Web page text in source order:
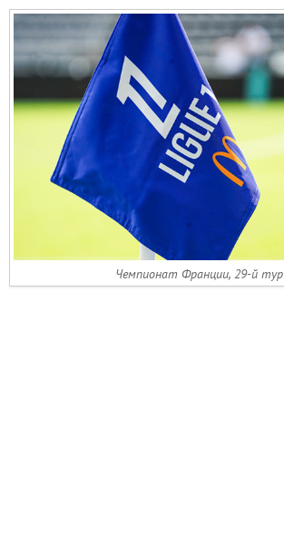
Чемпионат Франции, 29-й тур